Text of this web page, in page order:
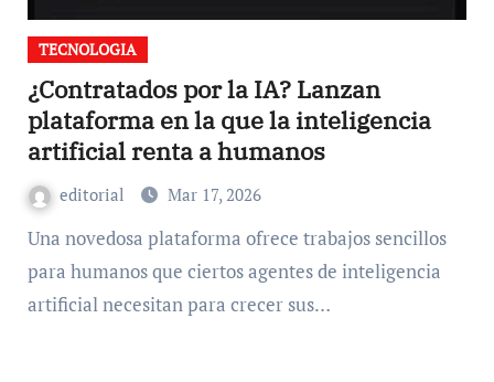
TECNOLOGIA
¿Contratados por la IA? Lanzan
plataforma en la que la inteligencia
artificial renta a humanos
editorial Mar 17, 2026
Una novedosa plataforma ofrece trabajos sencillos
para humanos que ciertos agentes de inteligencia
artificial necesitan para crecer sus…